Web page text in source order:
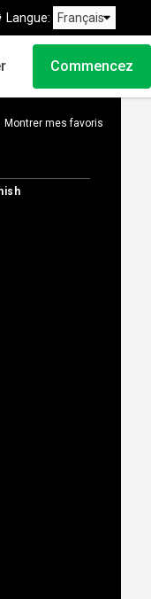
Langue
Commencez
Montrer mes favoris